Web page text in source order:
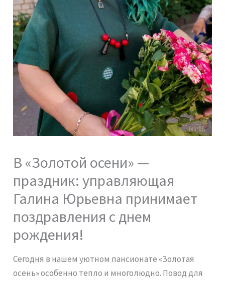
В «Золотой осени» —
праздник: управляющая
Галина Юрьевна принимает
поздравления с днем
рождения!
Сегодня в нашем уютном пансионате «Золотая
осень» особенно тепло и многолюдно. Повод для